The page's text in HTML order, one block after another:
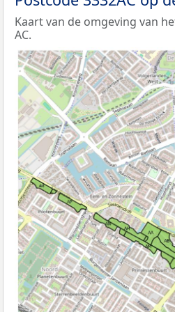
Kaart van de omgeving van
AC.